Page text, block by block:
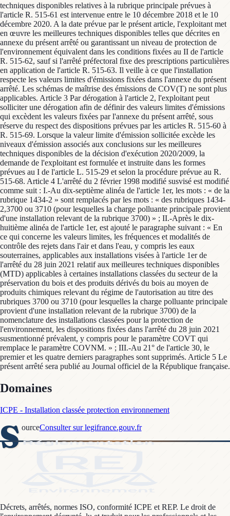
techniques disponibles relatives à la rubrique principale prévues à
l'article R. 515-61 est intervenue entre le 10 décembre 2018 et le 10
décembre 2020. A la date prévue par le présent article, l'exploitant met
en œuvre les meilleures techniques disponibles telles que décrites en
annexe du présent arrêté ou garantissant un niveau de protection de
l'environnement équivalent dans les conditions fixées au II de l'article
R. 515-62, sauf si l'arrêté préfectoral fixe des prescriptions particulières
en application de l'article R. 515-63. Il veille à ce que l'installation
respecte les valeurs limites d'émissions fixées dans l'annexe du présent
arrêté. Les schémas de maîtrise des émissions de COV(T) ne sont plus
applicables. Article 3 Par dérogation à l'article 2, l'exploitant peut
solliciter une dérogation afin de définir des valeurs limites d'émissions
qui excèdent les valeurs fixées par l'annexe du présent arrêté, sous
réserve du respect des dispositions prévues par les articles R. 515-60 à
R. 515-69. Lorsque la valeur limite d'émission sollicitée excède les
niveaux d'émission associés aux conclusions sur les meilleures
techniques disponibles de la décision d'exécution 2020/2009, la
demande de l'exploitant est formulée et instruite dans les formes
prévues au I de l'article L. 515-29 et selon la procédure prévue au R.
515-68. Article 4 L'arrêté du 2 février 1998 modifié susvisé est modifié
comme suit : I.-Au dix-septième alinéa de l'article 1er, les mots : « de la
rubrique 1434-2 » sont remplacés par les mots : « des rubriques 1434-
2,3700 ou 3710 (pour lesquelles la charge polluante principale provient
d'une installation relevant de la rubrique 3700) » ; II.-Après le dix-
huitième alinéa de l'article 1er, est ajouté le paragraphe suivant : « En
ce qui concerne les valeurs limites, les fréquences et modalités de
contrôle des rejets dans l'air et dans l'eau, y compris les eaux
souterraines, applicables aux installations visées à l'article 1er de
l'arrêté du 28 juin 2021 relatif aux meilleures techniques disponibles
(MTD) applicables à certaines installations classées du secteur de la
préservation du bois et des produits dérivés du bois au moyen de
produits chimiques relevant du régime de l'autorisation au titre des
rubriques 3700 ou 3710 (pour lesquelles la charge polluante principale
provient d'une installation relevant de la rubrique 3700) de la
nomenclature des installations classées pour la protection de
l'environnement, les dispositions fixées dans l'arrêté du 28 juin 2021
susmentionné prévalent, y compris pour le paramètre COVT qui
remplace le paramètre COVNM. » ; III.-Au 21° de l'article 30, le
premier et les quatre derniers paragraphes sont supprimés. Article 5 Le
présent arrêté sera publié au Journal officiel de la République française.
Domaines
ICPE - Installation classée protection environnement
S ourceConsulter sur legifrance.gouv.fr
Décrets, arrêtés, normes ISO, conformité ICPE et REP. Le droit de